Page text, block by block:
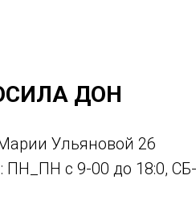
ДОН
Ульяновой 26
с 9-00 до 18:0,